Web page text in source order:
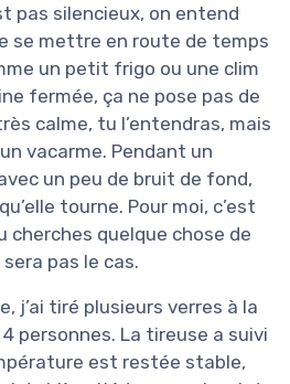
pas silencieux, on entend
se mettre en route de temps
un petit frigo ou une clim
fermée, ça ne pose pas de
calme, tu l’entendras, mais
vacarme. Pendant un
un peu de bruit de fond,
tourne. Pour moi, c’est
cherches quelque chose de
pas le cas.
j’ai tiré plusieurs verres à la
personnes. La tireuse a suivi
est restée stable,